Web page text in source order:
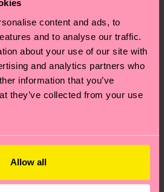
content and ads, to
and to analyse our traffic.
about your use of our site with
and analytics partners who
information that you’ve
they’ve collected from your use
Allow all
vous sur notre page
.
postaux locaux.
sur les retours ? Visitez
trouver les réponses aux
posées.